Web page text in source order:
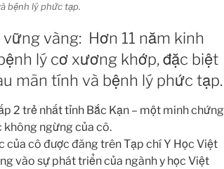
bệnh lý phức tạp.
vàng: Hơn 11 năm kinh
lý cơ xương khớp, đặc biệt
mãn tính và bệnh lý phức tạp.
2 trẻ nhất tỉnh Bắc Kạn – một minh chứng
không ngừng của cô.
của cô được đăng trên Tạp chí Y Học Việt
vào sự phát triển của ngành y học Việt